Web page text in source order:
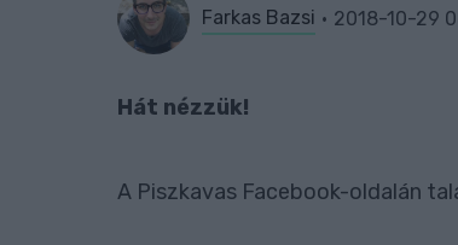
Farkas Bazsi 2018-10-29
Hát nézzük!
A Piszkavas Facebook-oldalán